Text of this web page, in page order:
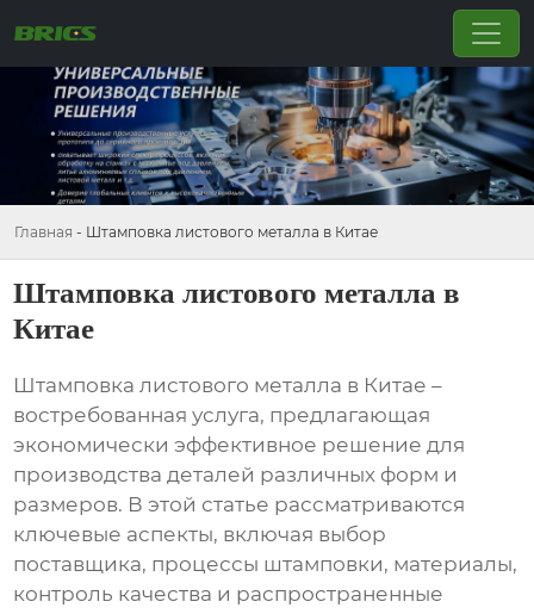
Главная - Штамповка листового металла в Китае
Штамповка листового металла в
Китае
Штамповка листового металла в Китае –
востребованная услуга, предлагающая
экономически эффективное решение для
производства деталей различных форм и
размеров. В этой статье рассматриваются
ключевые аспекты, включая выбор
поставщика, процессы штамповки, материалы,
контроль качества и распространенные